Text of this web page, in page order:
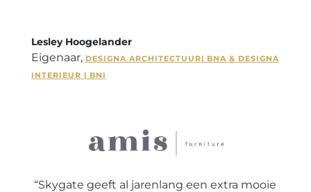
Lesley Hoogelander
Eigenaar, DESIGNA ARCHITECTUUR| BNA & DESIGNA
INTERIEUR | BNI
“Skygate geeft al jarenlang een extra mooie